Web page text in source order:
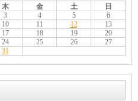
木 金 土
日
3 4 5
6
10 11 12
13
17 18 19
20
24 25 26
27
31